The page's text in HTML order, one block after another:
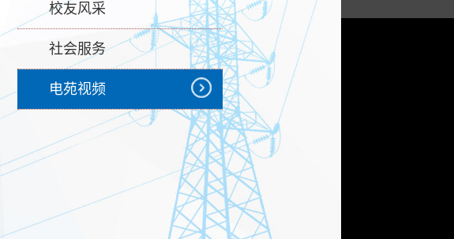
校友风采
社会服务
电苑视频